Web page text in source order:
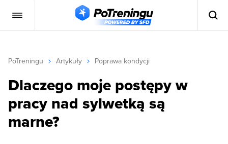
PoTreningu Artykuły Poprawa kondycji
Dlaczego moje postępy w
pracy nad sylwetką są
marne?